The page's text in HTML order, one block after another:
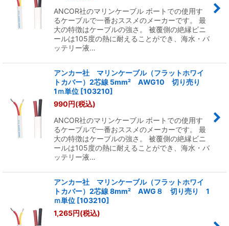
ANCOR社のマリンケーブル ボートでの使用す
るケーブルで一番おススメのメーカーです。 最
大の特徴はケーブルの強さ。 被覆側の絶縁ビニ
ールは105度の熱に耐えることができ、海水・バ
ッテリー液…
アンカー社 マリンケーブル（フラットホワイ
トカバー）2芯線 5mm² AWG10 切り売り
1ｍ単位 [103210]
990円(税込)
ANCOR社のマリンケーブル ボートでの使用す
るケーブルで一番おススメのメーカーです。 最
大の特徴はケーブルの強さ。 被覆側の絶縁ビニ
ールは105度の熱に耐えることができ、海水・バ
ッテリー液…
アンカー社 マリンケーブル（フラットホワイ
トカバー）2芯線 8mm² AWG８ 切り売り 1
ｍ単位 [103210]
1,265円(税込)